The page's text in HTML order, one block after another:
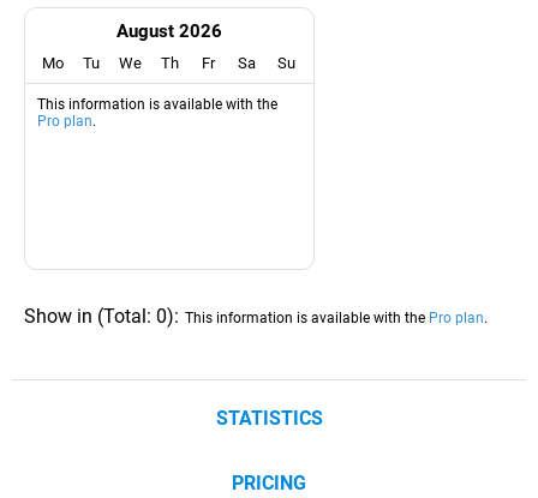
August 2026
Mo Tu We Th Fr Sa Su
This information is available with the
Pro plan.
Show in (Total: 0): This information is available with the Pro plan.
STATISTICS
PRICING